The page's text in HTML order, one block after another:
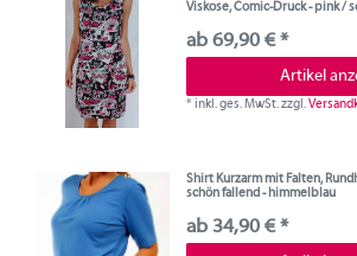
Viskose, Comic-Druck - pink /
ab 69,90 € *
Artikel
*inkl. ges. MwSt.zzgl.
Shirt Kurzarm mit Falten,
schön fallend - himmelblau
ab 34,90 € *